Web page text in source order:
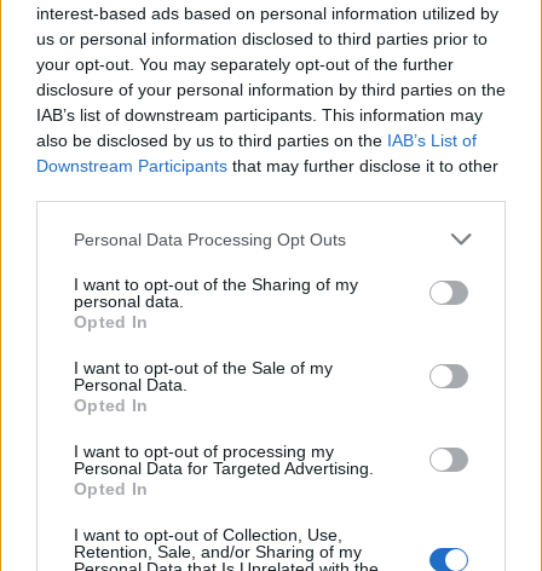
interest-based ads based on personal information utilized by
us or personal information disclosed to third parties prior to
your opt-out. You may separately opt-out of the further
disclosure of your personal information by third parties on the
IAB’s list of downstream participants. This information may
also be disclosed by us to third parties on the IAB’s List of
Downstream Participants that may further disclose it to other
Please note that this website/app uses one or more Google
not limited to your visit or usage behaviour. You may click to
grant or deny consent to Google and its third-party tags to
use your data for below specified purposes in below Google
consent section.
Personal Data Processing Opt Outs
I want to opt-out of the Sharing of my
personal data.
Opted In
I want to opt-out of the Sale of my
Personal Data.
Opted In
I want to opt-out of processing my
Personal Data for Targeted Advertising.
Opted In
I want to opt-out of Collection, Use,
Retention, Sale, and/or Sharing of my
εαυτό μου: Τώρα ή ποτέ».
Για την ταύτισή του με τις ομάδες που προπόνησε:
«Η ταύτιση με μια ομάδα είναι το πιο σημαντικό
πράγμα. Όπου κι αν δούλευα, συμπεριφέρθηκα
έτσι, ειδικά όταν επρόκειτο για την Παρτιζάν.
Όταν πήγα στην Μπανταλόνα μετά την Παρτιζάν,
σκέφτηκα να μείνω εκεί για το υπόλοιπο της ζωής
Ρεάλ γνωρίζοντας τι επρόκειτο να γίνει, έμεινα για
τρία χρόνια. Στη συνέχεια ήταν η Τρεβίζο, μια από
τις πιο οργανωμένες ομάδες της εποχής.